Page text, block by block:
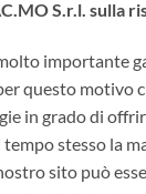
S.r.l. sulla
importante
questo motivo
in grado di
tempo stesso la
sito può